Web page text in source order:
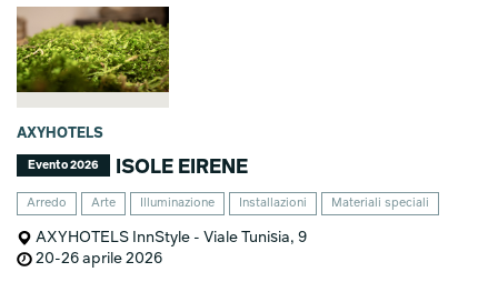
AXYHOTELS
Evento 2026 ISOLE EIRENE
Arredo Arte Illuminazione Installazioni Materiali speciali
AXYHOTELS InnStyle - Viale Tunisia, 9
20-26 aprile 2026